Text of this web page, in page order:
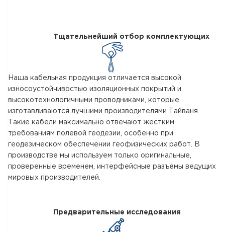
Тщательнейший отбор комплектующих
Наша кабельная продукция отличается высокой
износоустойчивостью изоляционных покрытий и
высокотехнологичными проводниками, которые
изготавливаются лучшими производителями Тайваня.
Такие кабели максимально отвечают жестким
требованиям полевой геодезии, особенно при
геодезическом обеспечении геофизических работ. В
производстве мы используем только оригинальные,
проверенные временем, интерфейсные разъёмы ведущих
мировых производителей.
Предварительные исследования